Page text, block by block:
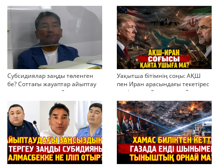
Субсидиялар заңды төленген
бе? Соттағы жауаптар айыптау
тұжырымдарын қайта қарауға
негіз бола ала ма?
Уақытша бітімнің соңы: АҚШ
пен Иран арасындағы текетірес
неліктен қайта ушықты?